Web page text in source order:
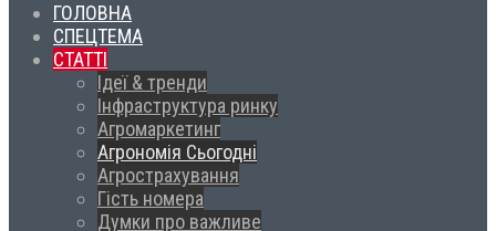
ГОЛОВНА
СПЕЦТЕМА
СТАТТІ
Ідеї & тренди
Інфраструктура ринку
Агромаркетинг
Агрономія Сьогодні
Агрострахування
Гість номера
Думки про важливе